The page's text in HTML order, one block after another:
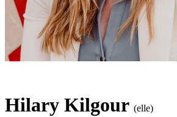
Hilary Kilgour (elle)